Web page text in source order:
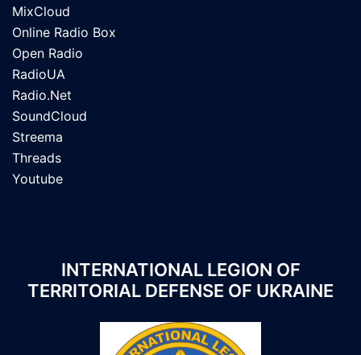
MixCloud
Online Radio Box
Open Radio
RadioUA
Radio.Net
SoundCloud
Streema
Threads
Youtube
INTERNATIONAL LEGION OF
TERRITORIAL DEFENSE OF UKRAINE